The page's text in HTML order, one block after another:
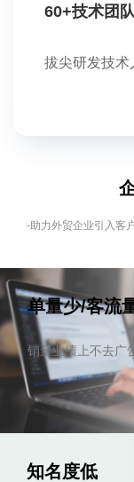
60+技术团
拔尖研发技术
-助力外贸企业引入客
单量少/客流
销量业绩上不去广
知名度低